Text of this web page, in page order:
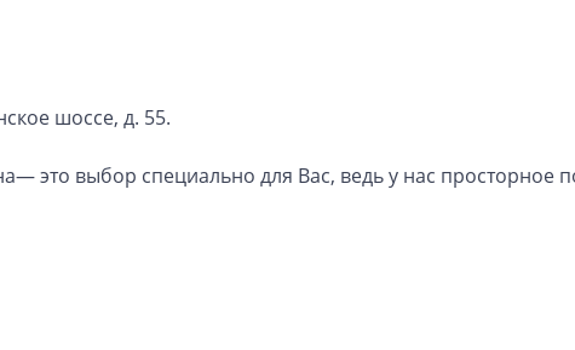
шоссе, д. 55.
это выбор специально для Вас, ведь у нас